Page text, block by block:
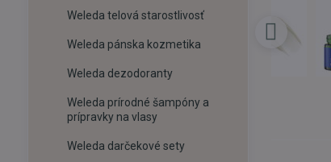
Weleda telová starostlivosť
Weleda pánska kozmetika
Weleda dezodoranty
Weleda prírodné šampóny a
prípravky na vlasy
Weleda darčekové sety